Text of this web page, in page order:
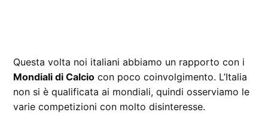
Questa volta noi italiani abbiamo un rapporto con i
Mondiali di Calcio con poco coinvolgimento. L’Italia
non si è qualificata ai mondiali, quindi osserviamo le
varie competizioni con molto disinteresse.